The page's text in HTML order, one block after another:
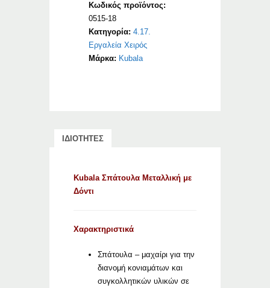
Κωδικός προϊόντος:
0515-18
Κατηγορία:4.17.
Εργαλεία Χειρός
Μάρκα: Kubala
ΙΔΙΟΤΗΤΕΣ
Kubala Σπάτουλα Μεταλλική με
Δόντι
Χαρακτηριστικά
Σπάτουλα – μαχαίρι για την
διανομή κονιαμάτων και
συγκολλητικών υλικών σε